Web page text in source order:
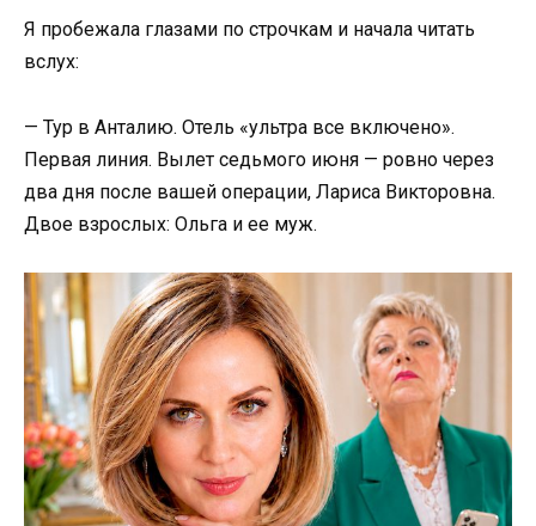
Я пробежала глазами по строчкам и начала читать
вслух:
— Тур в Анталию. Отель «ультра все включено».
Первая линия. Вылет седьмого июня — ровно через
два дня после вашей операции, Лариса Викторовна.
Двое взрослых: Ольга и ее муж.